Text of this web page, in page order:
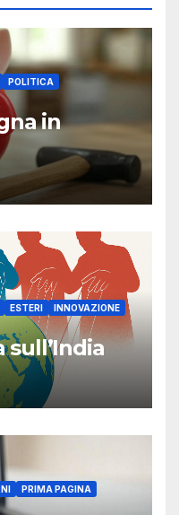
POLITICA
in
ESTERI
INNOVAZIONE
sull’India
PRIMA PAGINA